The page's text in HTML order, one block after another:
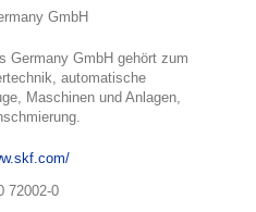
GmbH
Germany GmbH gehört zum
automatische
Maschinen und Anlagen,
72002-0